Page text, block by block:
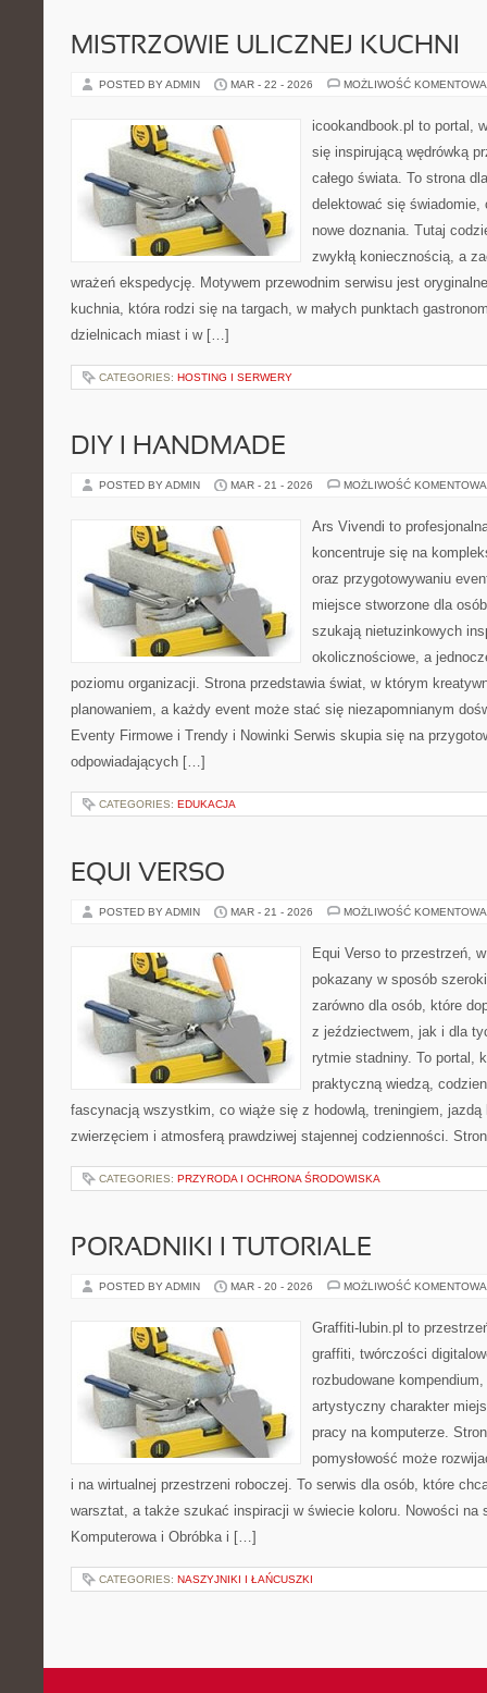
MISTRZOWIE ULICZNEJ KUCHNI
POSTED BY ADMIN MAR - 22 - 2026 MOŻLIWOŚĆ
icookandbook.pl to portal,
się inspirującą wędrówką
całego świata. To strona
delektować się
nowe doznania. Tutaj
zwykłą koniecznością, a
wrażeń ekspedycję. Motywem przewodnim serwisu jest
kuchnia, która rodzi się na targach, w małych punktach
dzielnicach miast i w […]
CATEGORIES: HOSTING I SERWERY
DIY I HANDMADE
POSTED BY ADMIN MAR - 21 - 2026 MOŻLIWOŚĆ
Ars Vivendi to
koncentruje się na
oraz przygotowywaniu
miejsce stworzone dla
szukają nietuzinkowych
okolicznościowe, a
poziomu organizacji. Strona przedstawia świat, w którym
planowaniem, a każdy event może stać się niezapomnianym
Eventy Firmowe i Trendy i Nowinki Serwis skupia się na
odpowiadających […]
CATEGORIES: EDUKACJA
EQUI VERSO
POSTED BY ADMIN MAR - 21 - 2026 MOŻLIWOŚĆ
Equi Verso to przestrzeń,
pokazany w sposób
zarówno dla osób, które
z jeździectwem, jak i dla
rytmie stadniny. To portal,
praktyczną wiedzą,
fascynacją wszystkim, co wiąże się z hodowlą, treningiem, jazdą
zwierzęciem i atmosferą prawdziwej stajennej codzienności.
CATEGORIES: PRZYRODA I OCHRONA ŚRODOWISKA
PORADNIKI I TUTORIALE
POSTED BY ADMIN MAR - 20 - 2026 MOŻLIWOŚĆ
Graffiti-lubin.pl to
graffiti, twórczości
rozbudowane
artystyczny charakter
pracy na komputerze.
pomysłowość może
i na wirtualnej przestrzeni roboczej. To serwis dla osób, które
warsztat, a także szukać inspiracji w świecie koloru. Nowości na
Komputerowa i Obróbka i […]
CATEGORIES: NASZYJNIKI I ŁAŃCUSZKI